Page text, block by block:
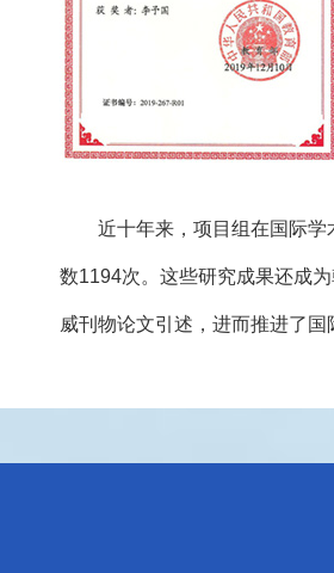
近十年来，项目组在国际
数1194次。这些研究成果还成
威刊物论文引述，进而推进了